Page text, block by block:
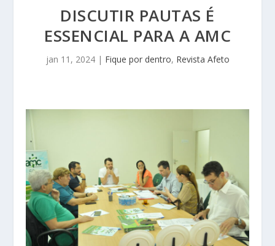
DISCUTIR PAUTAS É
ESSENCIAL PARA A AMC
jan 11, 2024| Fique por dentro, Revista Afeto